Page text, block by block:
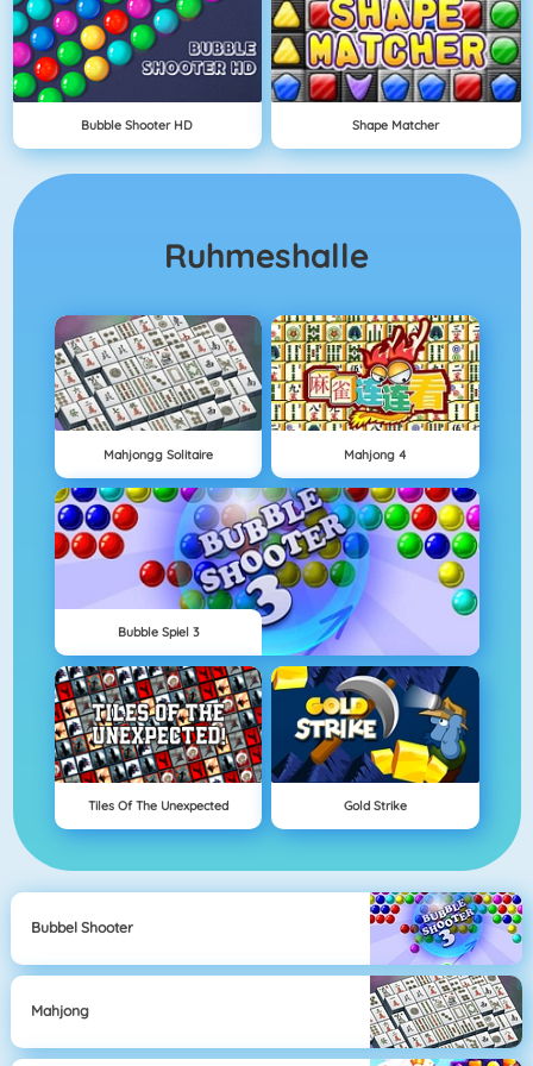
Bubble Shooter HD Shape Matcher
Ruhmeshalle
Mahjongg Solitaire Mahjong 4
Bubble Spiel 3
Tiles Of The Unexpected Gold Strike
Bubbel Shooter
Mahjong